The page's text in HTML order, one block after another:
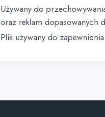
Używany do
oraz reklam dopasowanych
Plik używany do